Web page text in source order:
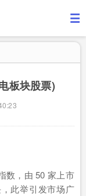
板块股票)
数，由 50 家上市
此举引发市场广